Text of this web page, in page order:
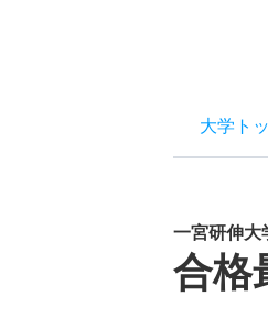
大学ト
一宮研伸大
合格